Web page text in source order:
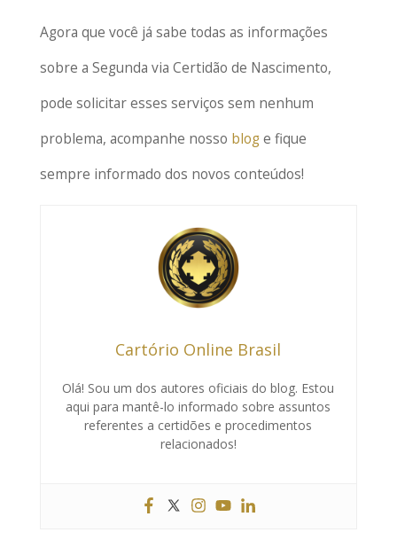
Agora que você já sabe todas as informações
sobre a Segunda via Certidão de Nascimento,
pode solicitar esses serviços sem nenhum
problema, acompanhe nosso bloge fique
sempre informado dos novos conteúdos!
Cartório Online Brasil
Olá! Sou um dos autores oficiais do blog. Estou
aqui para mantê-lo informado sobre assuntos
referentes a certidões e procedimentos
relacionados!